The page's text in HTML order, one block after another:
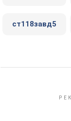
ст118завд5